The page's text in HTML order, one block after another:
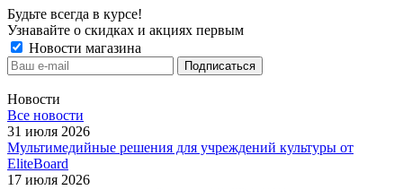
Будьте всегда в курсе!
Узнавайте о скидках и акциях первым
Новости магазина
Новости
Все новости
31 июля 2026
Мультимедийные решения для учреждений культуры от
EliteBoard
17 июля 2026